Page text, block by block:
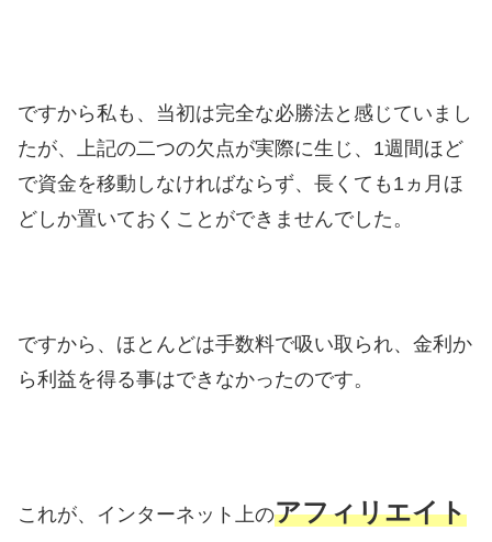
ですから私も、当初は完全な必勝法と感じていまし
たが、上記の二つの欠点が実際に生じ、1週間ほど
で資金を移動しなければならず、長くても1ヵ月ほ
どしか置いておくことができませんでした。
ですから、ほとんどは手数料で吸い取られ、金利か
ら利益を得る事はできなかったのです。
これが、インターネット上のアフィリエイト